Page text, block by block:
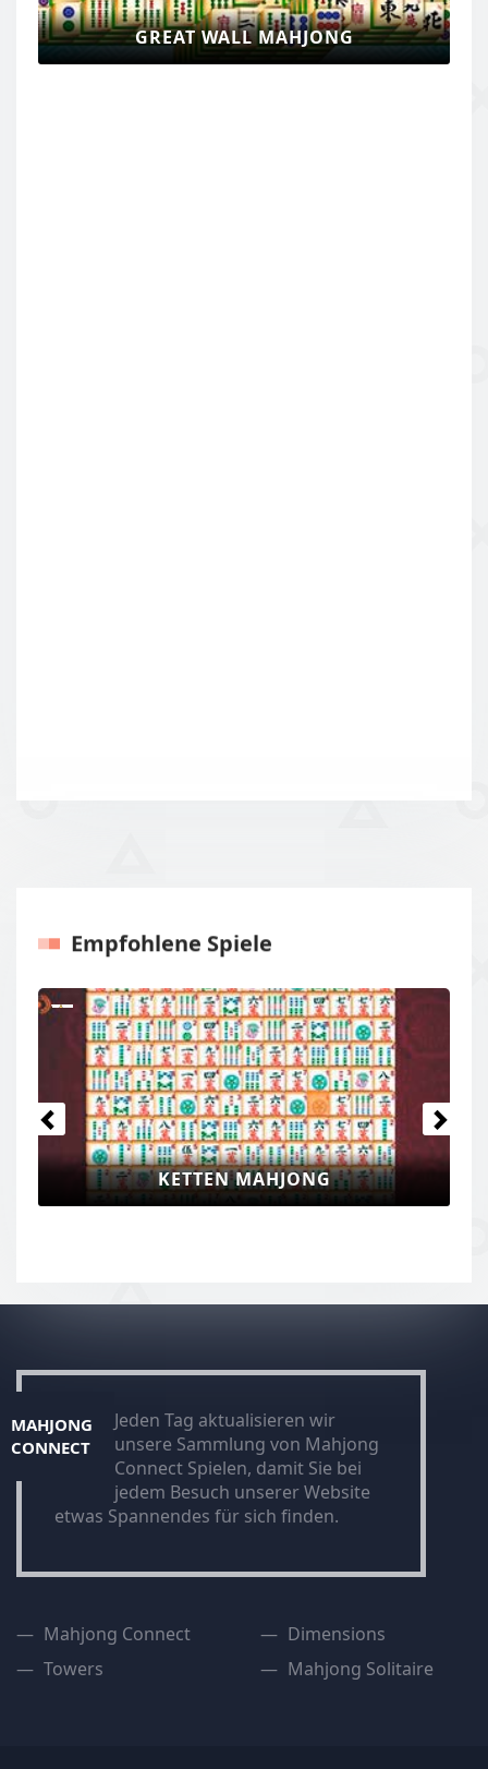
GREAT WALL MAHJONG
Empfohlene Spiele
KETTEN MAHJONG
Previous Next
MAHJONG
CONNECT
Jeden Tag aktualisieren wir
unsere Sammlung von Mahjong
Connect Spielen, damit Sie bei
jedem Besuch unserer Website
etwas Spannendes für sich finden.
Mahjong Connect
Towers
Dimensions
Mahjong Solitaire